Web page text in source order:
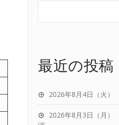
最近の投稿
2026年8月4日（火）
2026年8月3日（月）